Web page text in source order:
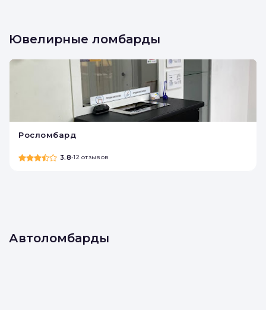
Ювелирные ломбарды
Росломбард
3.8•12 отзывов
Автоломбарды